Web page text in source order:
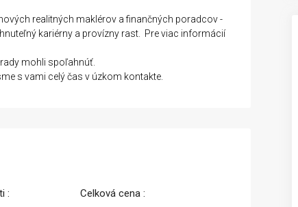
realitných maklérov a finančných poradcov -
kariérny a provízny rast. Pre viac informácií
mohli spoľahnúť.
s vami celý čas v úzkom kontakte.
:
Celková cena :
Kúpa